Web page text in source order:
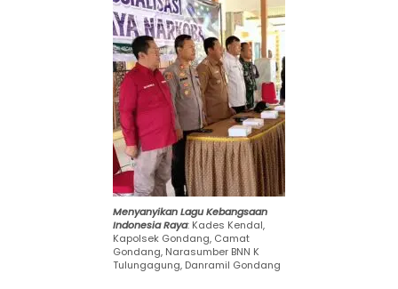
Menyanyikan Lagu Kebangsaan
Indonesia Raya: Kades Kendal,
Kapolsek Gondang, Camat
Gondang, Narasumber BNN K
Tulungagung, Danramil Gondang